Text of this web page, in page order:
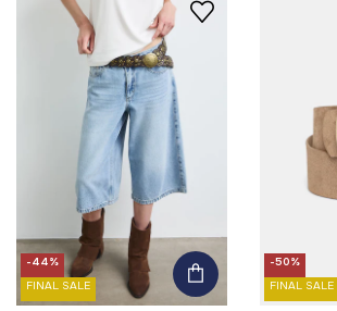
-44%
FINAL SALE
-50%
FINAL SALE